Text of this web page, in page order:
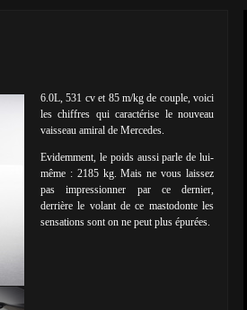
6.0L, 531 cv et 85 m/kg de couple, voici
les chiffres qui caractérise le nouveau
vaisseau amiral de Mercedes.
Evidemment, le poids aussi parle de lui-
même : 2185 kg. Mais ne vous laissez
pas impressionner par ce dernier,
derrière le volant de ce mastodonte les
sensations sont on ne peut plus épurées.